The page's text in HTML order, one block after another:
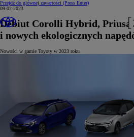
Przejdź do głównej zawartości (Press Enter)
09-02-2023
Debiut Corolli Hybrid,
i nowych ekologicznych
Nowości w gamie Toyoty w 2023 roku